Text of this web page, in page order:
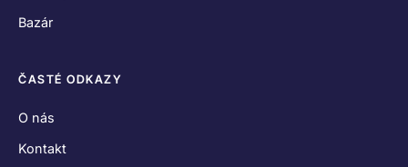
Bazár
ČASTÉ ODKAZY
O nás
Kontakt